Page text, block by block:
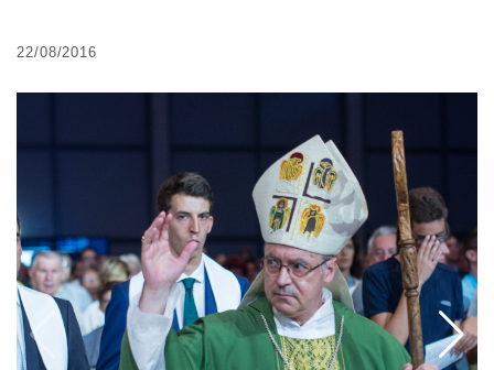
22/08/2016